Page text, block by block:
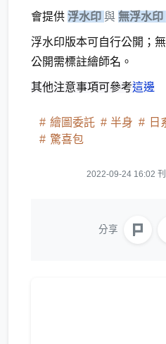
會提供 浮水印 與 無浮水印
浮水印版本可自行公開；
公開需標註繪師名。
其他注意事項可參考這邊
繪圖委託 半身 日
驚喜包
2022-09-24 16:02
分享